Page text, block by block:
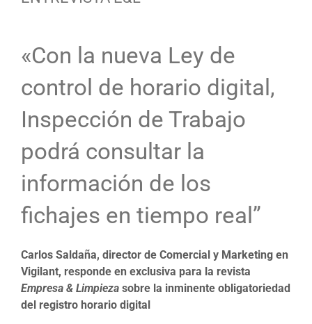
«Con la nueva Ley de
control de horario digital,
Inspección de Trabajo
podrá consultar la
información de los
fichajes en tiempo real”
Carlos Saldaña, director de Comercial y Marketing en
Vigilant, responde en exclusiva para la revista
Empresa & Limpiezasobre la inminente obligatoriedad
del registro horario digital